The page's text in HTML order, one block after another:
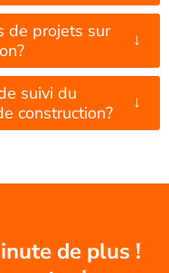
de projets sur
↓
suivi du
construction?
↓
de plus !